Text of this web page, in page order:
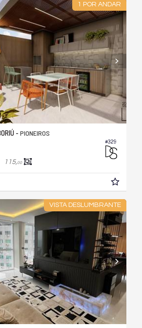
1 POR ANDAR
#329
- PIONEIROS
115,00
VISTA DESLUMBRANTE